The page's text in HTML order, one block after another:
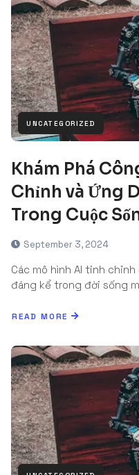
UNCATEGORIZED
Khám Phá
Chỉnh và Ứng
Trong Cuộc
September 3, 2024
Các mô hình AI tinh
đáng kể trong đời sống
READ MORE